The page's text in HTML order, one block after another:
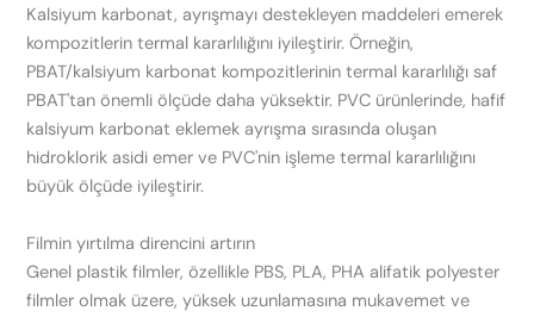
Kalsiyum karbonat, ayrışmayı destekleyen maddeleri emerek
kompozitlerin termal kararlılığını iyileştirir. Örneğin,
PBAT/kalsiyum karbonat kompozitlerinin termal kararlılığı saf
PBAT'tan önemli ölçüde daha yüksektir. PVC ürünlerinde, hafif
kalsiyum karbonat eklemek ayrışma sırasında oluşan
hidroklorik asidi emer ve PVC'nin işleme termal kararlılığını
büyük ölçüde iyileştirir.
Filmin yırtılma direncini artırın
Genel plastik filmler, özellikle PBS, PLA, PHA alifatik polyester
filmler olmak üzere, yüksek uzunlamasına mukavemet ve